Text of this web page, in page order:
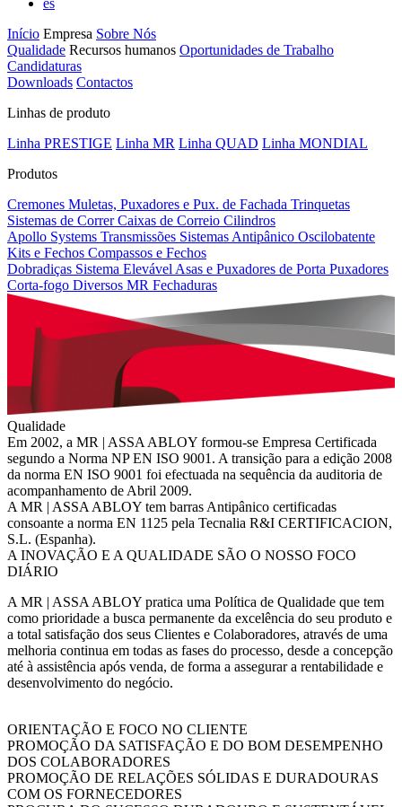
es
Início Empresa Sobre Nós
Qualidade Recursos humanos Oportunidades de Trabalho
Candidaturas
Downloads Contactos
Linhas de produto
Linha PRESTIGE Linha MR Linha QUAD Linha MONDIAL
Produtos
Cremones Muletas, Puxadores e Pux. de Fachada Trinquetas
Sistemas de CorrerCaixas de Correio Cilindros
Apollo Systems Transmissões Sistemas Antipânico Oscilobatente
Kits e Fechos Compassos e Fechos
Dobradiças Sistema Elevável Asas e Puxadores de Porta Puxadores
Corta-fogo Diversos MR Fechaduras
Qualidade
Em 2002, a MR | ASSA ABLOY formou-se Empresa Certificada
segundo a Norma NP EN ISO 9001. A transição para a edição 2008
da norma EN ISO 9001 foi efectuada na sequência da auditoria de
acompanhamento de Abril 2009.
A MR | ASSA ABLOY tem barras Antipânico certificadas
consoante a norma EN 1125 pela Tecnalia R&I CERTIFICACION,
S.L. (Espanha).
A INOVAÇÃO E A QUALIDADE SÃO O NOSSO FOCO
DIÁRIO
A MR | ASSA ABLOY pratica uma Política de Qualidade que tem
como prioridade a busca permanente da excelência do seu produto e
a total satisfação dos seus Clientes e Colaboradores, através de uma
melhoria continua em todas as fases do processo, desde a concepção
até à assistência após venda, de forma a assegurar a rentabilidade e
desenvolvimento do negócio.
ORIENTAÇÃO E FOCO NO CLIENTE
PROMOÇÃO DA SATISFAÇÃO E DO BOM DESEMPENHO
DOS COLABORADORES
PROMOÇÃO DE RELAÇÕES SÓLIDAS E DURADOURAS
COM OS FORNECEDORES